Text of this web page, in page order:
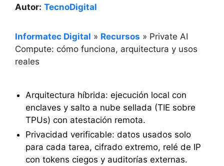
Autor: TecnoDigital
Informatec Digital » Recursos » Private AI
Compute: cómo funciona, arquitectura y usos
reales
Arquitectura híbrida: ejecución local con
enclaves y salto a nube sellada (TIE sobre
TPUs) con atestación remota.
Privacidad verificable: datos usados solo
para cada tarea, cifrado extremo, relé de IP
con tokens ciegos y auditorías externas.